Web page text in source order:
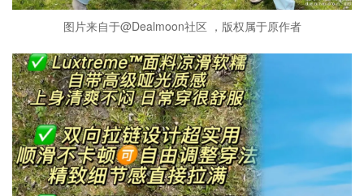
图片来自于@Dealmoon社区 ，版权属于原作者